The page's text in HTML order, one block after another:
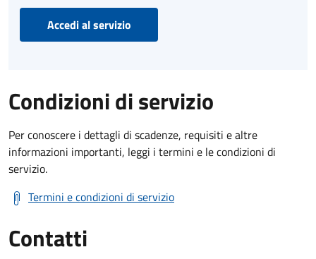
Accedi al servizio
Condizioni di servizio
Per conoscere i dettagli di scadenze, requisiti e altre
informazioni importanti, leggi i termini e le condizioni di
servizio.
Termini e condizioni di servizio
Contatti